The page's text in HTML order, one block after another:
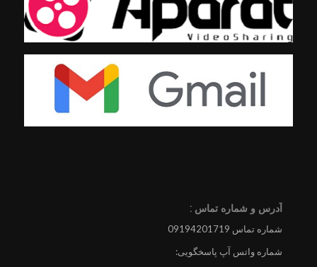
آدرس و شماره تماس :
شماره تماس 09194201719
شماره واتس آپ پاسخگویی: